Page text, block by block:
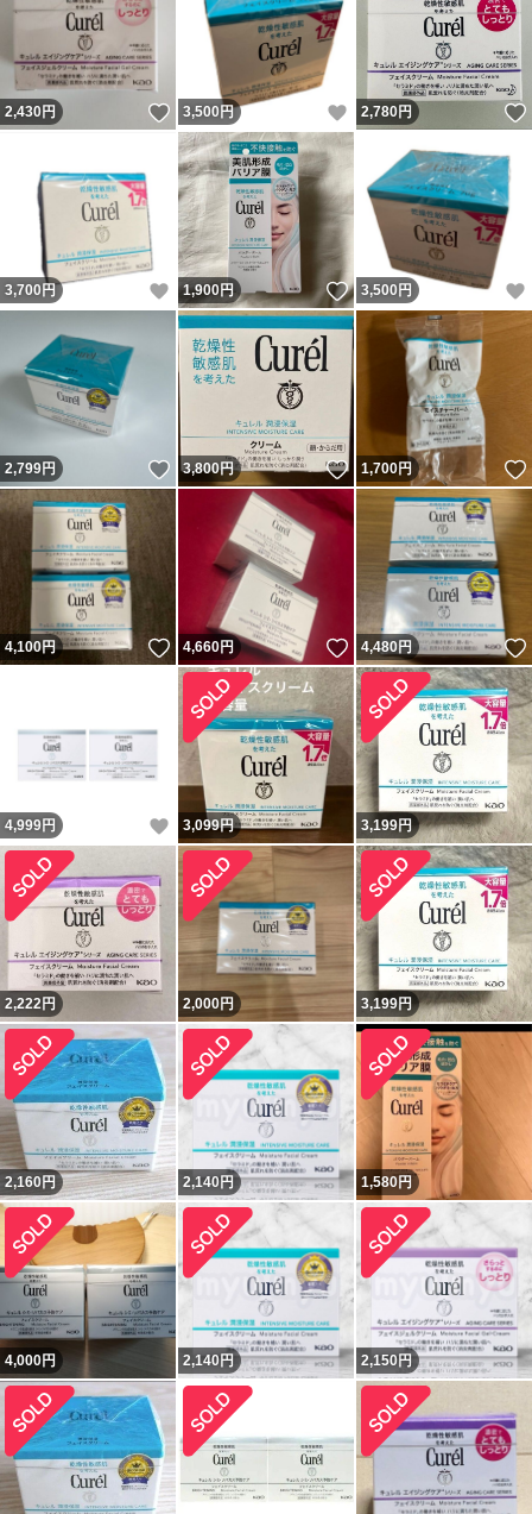
2,430円 いいね！
3,500 円 いいね！
2,780円
3,700 円 いいね！
1,900円 いいね！
3,500 円
2,799円 いいね！
3,800円 いいね！
1,700円
4,100円 いいね！
4,660円 いいね！
4,480円
4,999円 いいね！
3,099円 3,199円
2,222円 2,000円 3,199円
2,160円 2,140円 1,580円
4,000円 2,140円 2,150円